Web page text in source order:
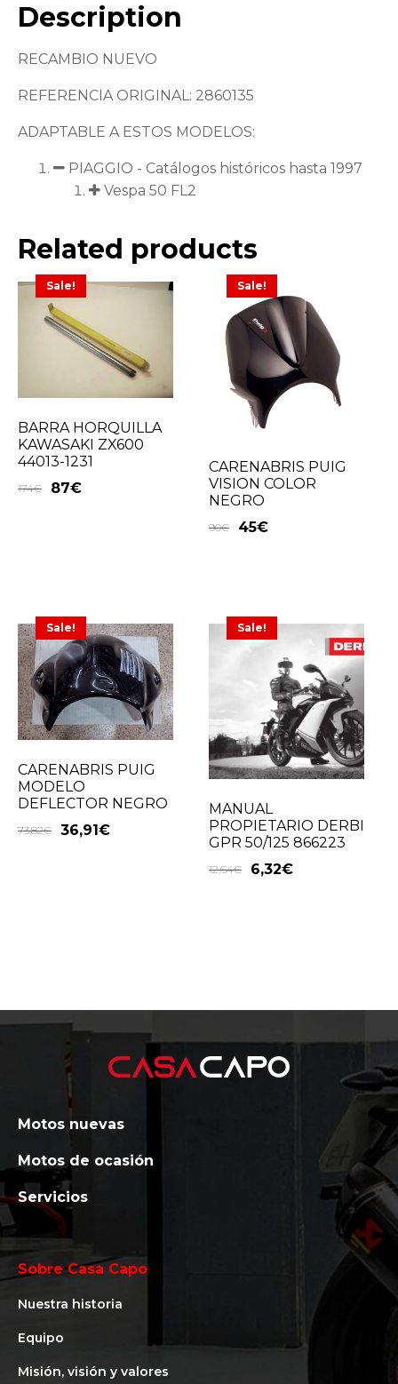
Description
RECAMBIO NUEVO
REFERENCIA ORIGINAL: 2860135
ADAPTABLE A ESTOS MODELOS:
PIAGGIO - Catálogos históricos hasta 1997
Vespa 50 FL2
Related products
Sale!
BARRA HORQUILLA
KAWASAKI ZX600
44013-1231
174€ 87€
Sale!
CARENABRIS PUIG
VISION COLOR
NEGRO
90€ 45€
Sale!
CARENABRIS PUIG
MODELO
DEFLECTOR NEGRO
73,82€ 36,91 €
Sale!
MANUAL
PROPIETARIO DERBI
GPR 50/125 866223
12,64€ 6,32€
Motos nuevas
Motos de ocasión
Servicios
Sobre Casa Capo
Nuestra historia
Equipo
Misión, visión y valores